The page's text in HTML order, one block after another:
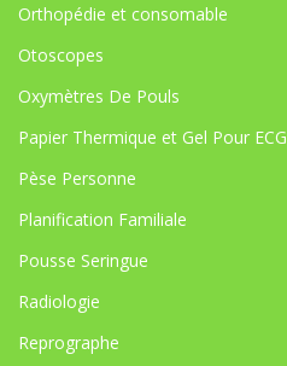
Orthopédie et consomable
Otoscopes
Oxymètres De Pouls
Papier Thermique et Gel Pour ECG
Pèse Personne
Planification Familiale
Pousse Seringue
Radiologie
Reprographe